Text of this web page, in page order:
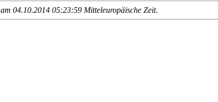
am 04.10.2014 05:23:59 Mitteleuropäische Zeit.